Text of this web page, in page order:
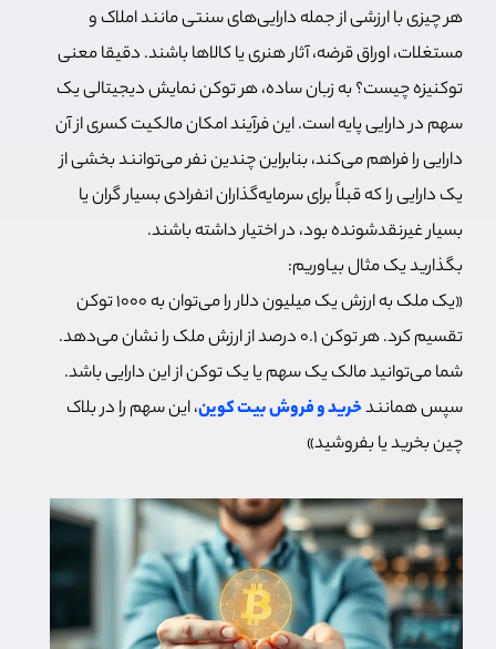
هر چیزی با ارزشی از جمله دارایی‌های سنتی مانند املاک و
مستغلات، اوراق قرضه، آثار هنری یا کالاها باشند. دقیقا معنی
توکنیزه چیست؟ به زبان ساده، هر توکن نمایش دیجیتالی یک
سهم در دارایی پایه است. این فرآیند امکان مالکیت کسری از آن
دارایی را فراهم می‌کند، بنابراین چندین نفر می‌توانند بخشی از
یک دارایی را که قبلاً برای سرمایه‌گذاران انفرادی بسیار گران یا
بسیار غیرنقدشونده بود، در اختیار داشته باشند.
بگذارید یک مثال بیاوریم:
«یک ملک به ارزش یک میلیون دلار را می‌توان به ۱۰۰۰ توکن
تقسیم کرد. هر توکن ۰.۱ درصد از ارزش ملک را نشان می‌دهد.
شما می‌توانید مالک یک سهم یا یک توکن از این دارایی باشد.
سپس همانندخرید و فروش بیت کوین، این سهم را در بلاک
چین بخرید یا بفروشید»